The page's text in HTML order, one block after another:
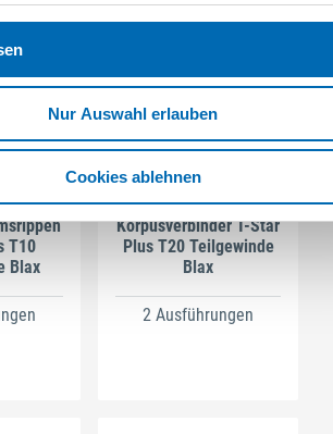
Nur Auswahl erlauben
Cookies ablehnen
T10
Teilgewinde Blax
Korpusverbinder T-Star
Plus T20 Teilgewinde
Blax
2 Ausführungen